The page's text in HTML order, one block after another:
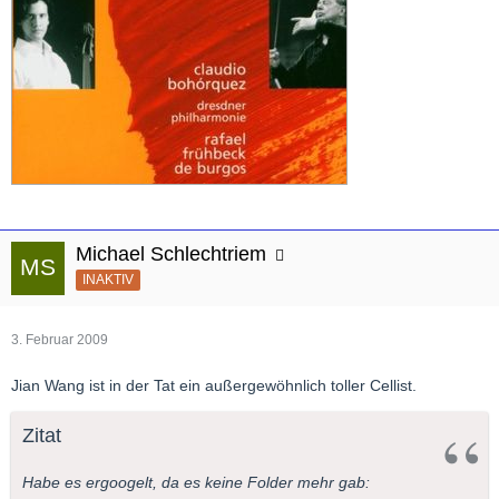
Michael Schlechtriem
INAKTIV
3. Februar 2009
Jian Wang ist in der Tat ein außergewöhnlich toller Cellist.
Zitat
Habe es ergoogelt, da es keine Folder mehr gab: